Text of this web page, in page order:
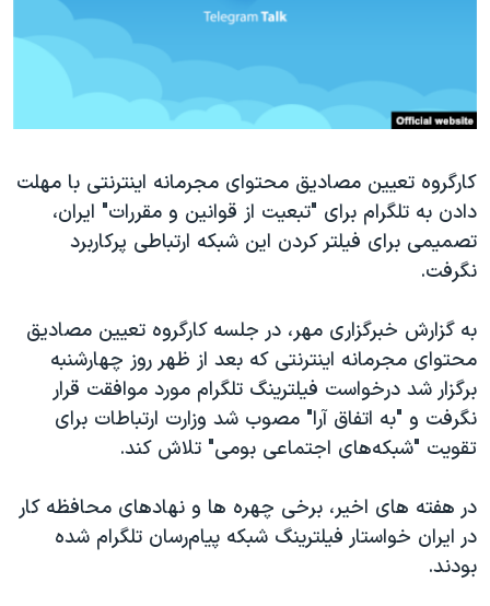
اسرائیل در جنگ
گالری عکس
آرشیو پخش زنده
ورزش زنان در ایران
اعتراضات زن، زندگی، آزادی
مجموعه مستندهای دادخواهی
دادگاه حمید نوری
چهل سال گروگان‌گیری
قانون شفافیت دارائی کادر رهبری ایران
اعتراضات مردمی آبان ۹۸
نرگس محمدی برنده جایزه نوبل صلح
همایش محافظه‌کاران آمریکا «سی‌پک»
زبانهای مختلف
کارگروه تعیین مصادیق محتوای مجرمانه اینترنتی با مهلت
دادن به تلگرام برای "تبعیت از قوانین و مقررات" ایران،
تصمیمی برای فیلتر کردن این شبکه ارتباطی پرکاربرد
نگرفت.
به گزارش خبرگزاری مهر، در جلسه کارگروه تعیین مصادیق
محتوای مجرمانه اینترنتی که بعد از ظهر روز چهارشنبه
برگزار شد درخواست فیلترینگ تلگرام مورد موافقت قرار
نگرفت و "به اتفاق آرا" مصوب شد وزارت ارتباطات برای
تقویت "شبکه‌های اجتماعی بومی" تلاش کند.
در هفته های اخیر، برخی چهره ها و نهادهای محافظه کار
در ایران خواستار فیلترینگ شبکه پیام‌رسان تلگرام شده
بودند.